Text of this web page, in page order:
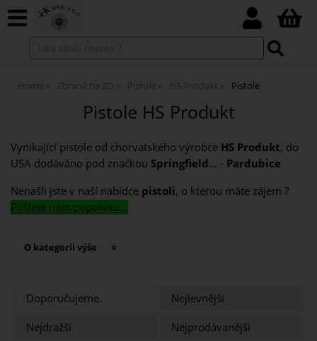
Home Zbraně na ZO Pistole HS Produkt Pistole
Pistole HS Produkt
Vynikající pistole od chorvatského výrobce HS Produkt, do
USA dodáváno pod značkou Springfield... - Pardubice
Nenašli jste v naší nabídce pistoli, o kterou máte zájem ?
Pošlete nám poptávku...
O kategorii výše
Doporučujeme.
Nejlevnější
Nejdražší
Nejprodávanější